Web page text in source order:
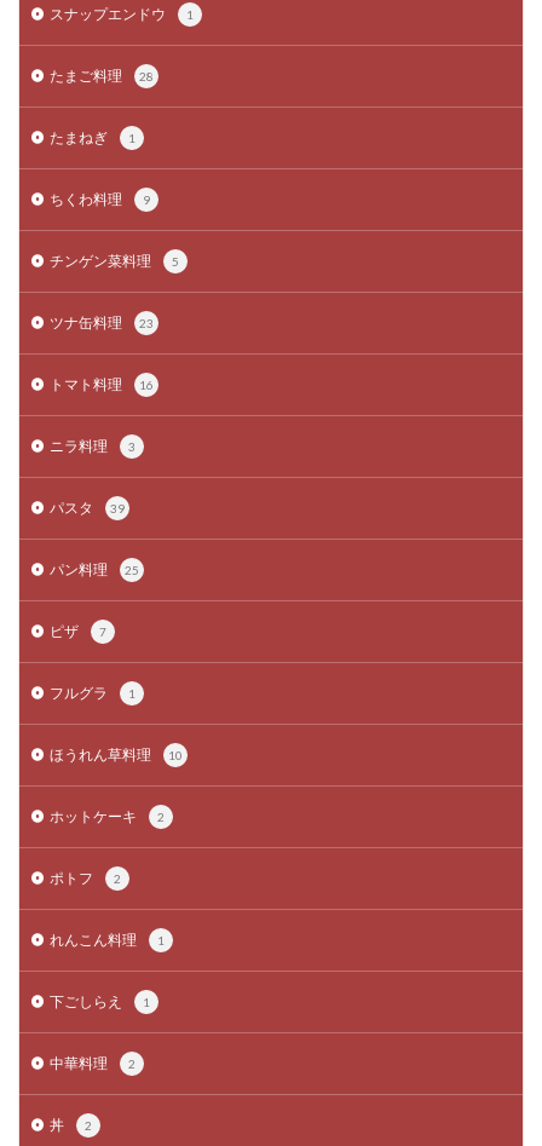
スナップエンドウ 1
たまご料理 28
たまねぎ 1
ちくわ料理 9
チンゲン菜料理 5
ツナ缶料理 23
トマト料理 16
ニラ料理 3
パスタ 39
パン料理 25
ピザ 7
フルグラ 1
ほうれん草料理 10
ホットケーキ 2
ポトフ 2
れんこん料理 1
下ごしらえ 1
中華料理 2
丼 2